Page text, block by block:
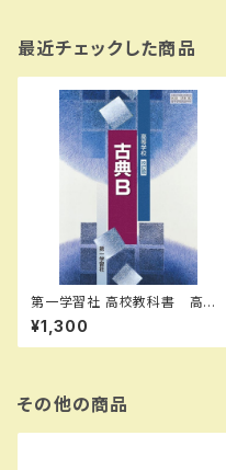
最近チェックした商品
第一学習社 高校教科書 高等
学校 改訂版 古典B ［教番：
古B352］ 新品 ISBN：9784
804009247 ISBN-10：480
¥1,300
その他の商品